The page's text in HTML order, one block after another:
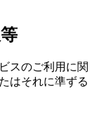
スのご利用に関
はそれに準ずる